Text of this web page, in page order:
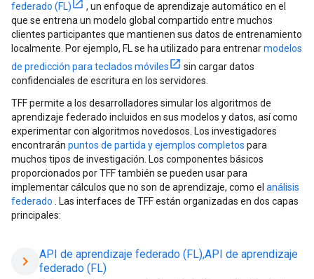
federado (FL)
, un enfoque de aprendizaje automático en el
que se entrena un modelo global compartido entre muchos
clientes participantes que mantienen sus datos de entrenamiento
localmente. Por ejemplo, FL se ha utilizado para entrenarmodelos
de predicción para teclados móviles
sin cargar datos
confidenciales de escritura en los servidores.
TFF permite a los desarrolladores simular los algoritmos de
aprendizaje federado incluidos en sus modelos y datos, así como
experimentar con algoritmos novedosos. Los investigadores
encontrarán puntos de partida y ejemplos completos para
muchos tipos de investigación. Los componentes básicos
proporcionados por TFF también se pueden usar para
implementar cálculos que no son de aprendizaje, como el análisis
federado . Las interfaces de TFF están organizadas en dos capas
principales:
chevron_right
API de aprendizaje federado (FL),API de aprendizaje
federado (FL)